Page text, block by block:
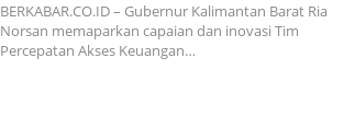
BERKABAR.CO.ID – Gubernur Kalimantan Barat Ria
Norsan memaparkan capaian dan inovasi Tim
Percepatan Akses Keuangan…